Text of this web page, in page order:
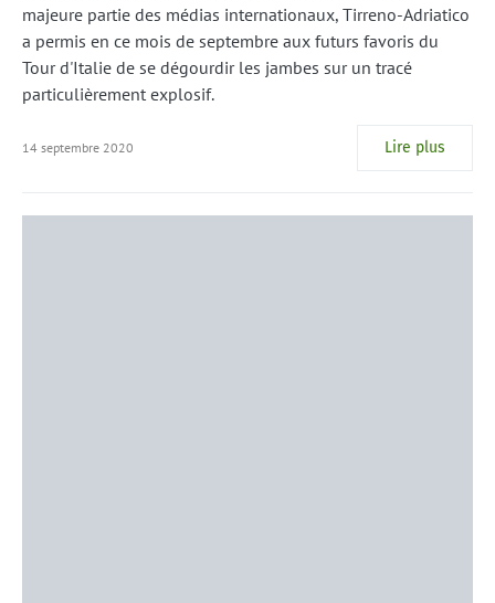
majeure partie des médias internationaux, Tirreno-Adriatico
a permis en ce mois de septembre aux futurs favoris du
Tour d'Italie de se dégourdir les jambes sur un tracé
particulièrement explosif.
14 septembre 2020 Lire plus